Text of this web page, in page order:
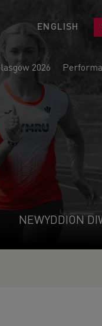
ENGLISH
2026
NEWYDDION